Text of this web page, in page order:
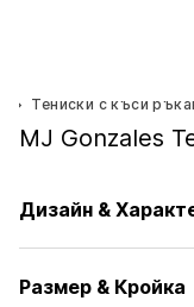
Тениски с къси
MJ Gonzales
Дизайн &
Жарсе
Размер & Кройка